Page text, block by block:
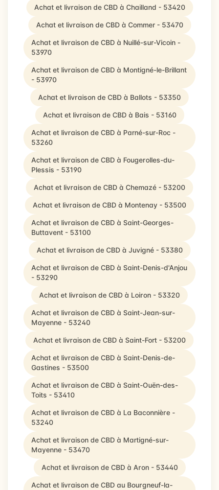
Achat et livraison de CBD à Chailland - 53420
Achat et livraison de CBD à Commer - 53470
Achat et livraison de CBD à Nuillé-sur-Vicoin -
53970
Achat et livraison de CBD à Montigné-le-Brillant
- 53970
Achat et livraison de CBD à Ballots - 53350
Achat et livraison de CBD à Bais - 53160
Achat et livraison de CBD à Parné-sur-Roc -
53260
Achat et livraison de CBD à Fougerolles-du-
Plessis - 53190
Achat et livraison de CBD à Chemazé - 53200
Achat et livraison de CBD à Montenay - 53500
Achat et livraison de CBD à Saint-Georges-
Buttavent - 53100
Achat et livraison de CBD à Juvigné - 53380
Achat et livraison de CBD à Saint-Denis-d'Anjou
- 53290
Achat et livraison de CBD à Loiron - 53320
Achat et livraison de CBD à Saint-Jean-sur-
Mayenne - 53240
Achat et livraison de CBD à Saint-Fort - 53200
Achat et livraison de CBD à Saint-Denis-de-
Gastines - 53500
Achat et livraison de CBD à Saint-Ouën-des-
Toits - 53410
Achat et livraison de CBD à La Baconnière -
53240
Achat et livraison de CBD à Martigné-sur-
Mayenne - 53470
Achat et livraison de CBD à Aron - 53440
Achat et livraison de CBD au Bourgneuf-la-